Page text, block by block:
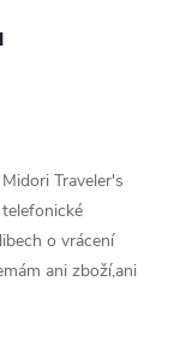
Traveler's
o vrácení
ani zboží,ani